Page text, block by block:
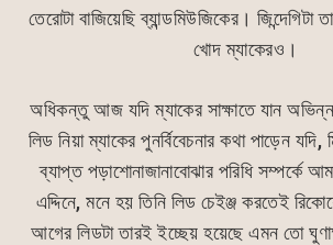
তেরোটা বাজিয়েছি ব্যান্ডমিউজিকের। জিন্দেগিটা
খোদ ম্যাকেরও।
অধিকন্তু আজ যদি ম্যাকের সাক্ষাতে যান অভিন্ন
লিড নিয়া ম্যাকের পুনর্বিবেচনার কথা পাড়েন
ব্যাপ্ত পড়াশোনাজানাবোঝার পরিধি সম্পর্কে
এদ্দিনে, মনে হয় তিনি লিড চেইঞ্জ করতেই
আগের লিডটা তারই ইচ্ছেয় হয়েছে এমন তো